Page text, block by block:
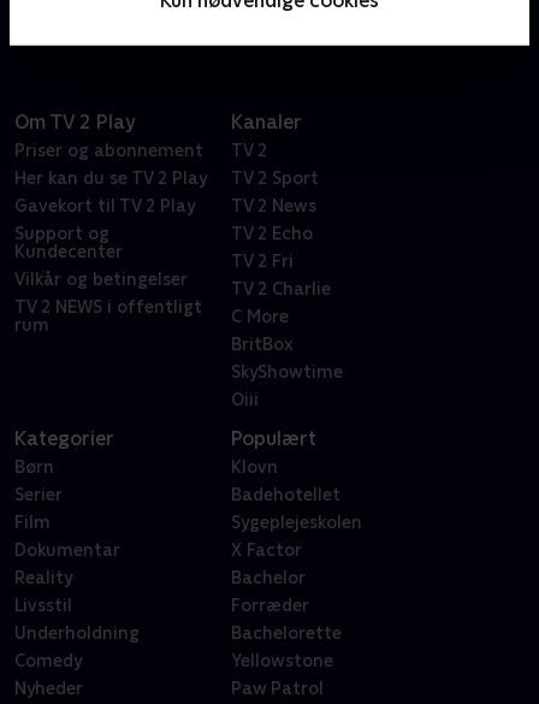
Om TV 2 Play
Priser og abonnement
Her kan du se TV 2 Play
Gavekort til TV 2 Play
Support og
Kundecenter
Vilkår og betingelser
TV 2 NEWS i offentligt
rum
Kanaler
TV 2
TV 2 Sport
TV 2 News
TV 2 Echo
TV 2 Fri
TV 2 Charlie
C More
BritBox
SkyShowtime
Oiii
Kategorier
Børn
Serier
Film
Dokumentar
Reality
Livsstil
Underholdning
Comedy
Nyheder
Populært
Klovn
Badehotellet
Sygeplejeskolen
X Factor
Bachelor
Forræder
Bachelorette
Yellowstone
Paw Patrol